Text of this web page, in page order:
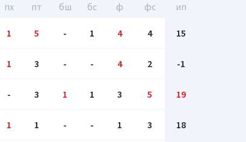
пх пт бш бc ф фс ип
1 5 - 1 4 4 15
1 3 - - 4 2 -1
- 3 1 1 3 5 19
1 1 - - 1 3 18